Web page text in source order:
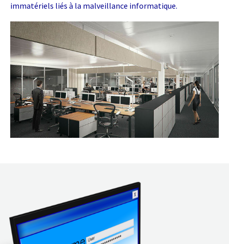
immatériels liés à la malveillance informatique.